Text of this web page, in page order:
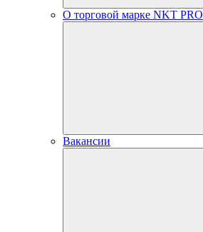
О торговой марке NKT PRO
Вакансии